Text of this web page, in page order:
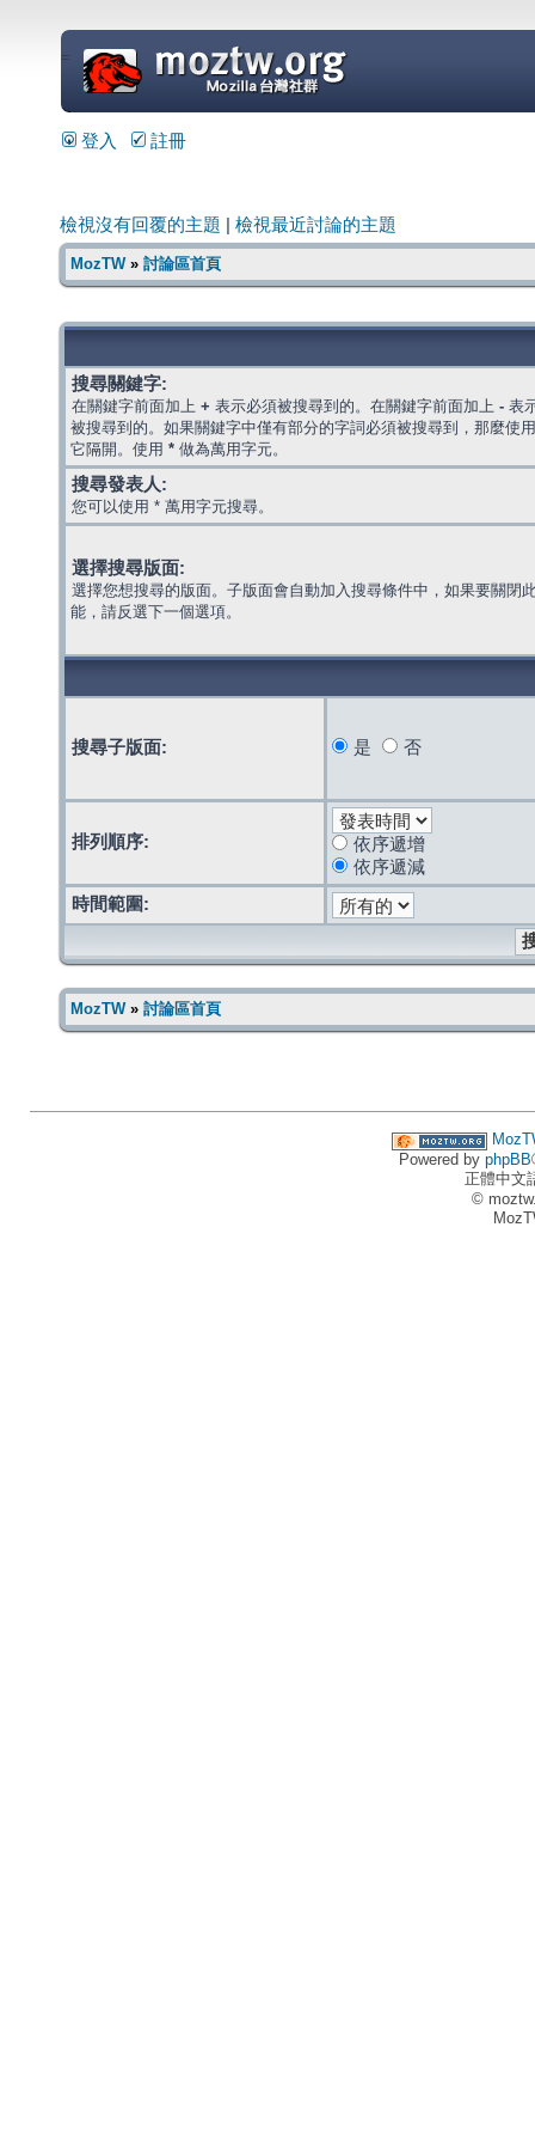
=
登入 註冊
檢視沒有回覆的主題 檢視最近討論的主題
MozTW» 討論區首頁
搜尋關鍵字:
在關鍵字前面加上 + 表示必須被搜尋到的。在關鍵字前面加上 - 表
被搜尋到的。如果關鍵字中僅有部分的字詞必須被搜尋到，那麼使
它隔開。使用 * 做為萬用字元。
搜尋發表人:
您可以使用 * 萬用字元搜尋。
選擇搜尋版面:
選擇您想搜尋的版面。子版面會自動加入搜尋條件中，如果要關閉
能，請反選下一個選項。
搜尋子版面: 是 否
排列順序:
依序遞增
依序遞減
時間範圍:
MozTW» 討論區首頁
Powered by phpBB
正體中文
©